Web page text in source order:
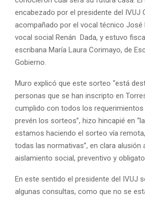
encabezado por el presidente del IVUJ
acompañado por el vocal técnico José
vocal social Renán Dada, y estuvo
escribana María Laura Corimayo, de
Gobierno.
Muro explicó que este sorteo “está
personas que se han inscripto en
cumplido con todos los requerimientos
prevén los sorteos”, hizo hincapié en
estamos haciendo el sorteo vía
todas las normativas”, en clara alusión
aislamiento social, preventivo y
En este sentido el presidente del IVUJ
algunas consultas, como que no se